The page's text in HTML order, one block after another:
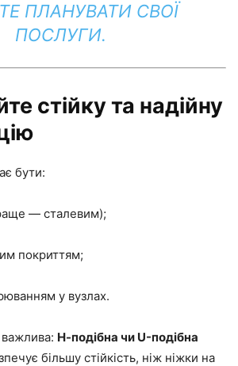
ПЛАНУВАТИ СВОЇ
ПОСЛУГИ.
стійку та надійну
бути:
— сталевим);
покриттям;
у вузлах.
Н-подібна чи U-подібна
більшу стійкість, ніж ніжки на